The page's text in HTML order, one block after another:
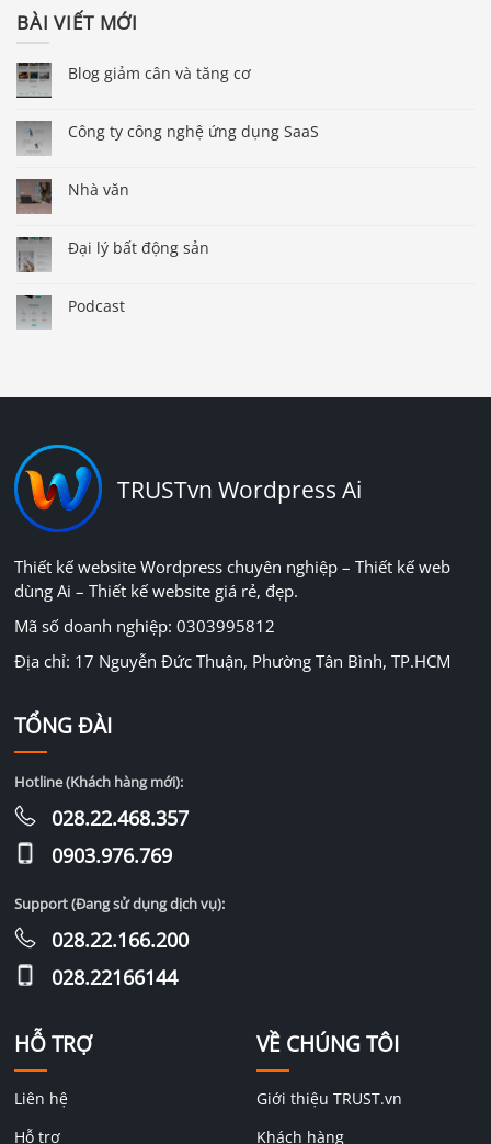
BÀI VIẾT MỚI
Blog giảm cân và tăng cơ
Công ty công nghệ ứng dụng SaaS
Nhà văn
Đại lý bất động sản
Podcast
TRUSTvn Wordpress Ai
Thiết kế website Wordpress chuyên nghiệp – Thiết kế web
dùng Ai – Thiết kế website giá rẻ, đẹp.
Mã số doanh nghiệp: 0303995812
Địa chỉ: 17 Nguyễn Đức Thuận, Phường Tân Bình, TP.HCM
HỖ TRỢ
Liên hệ
Hỗ trợ
VỀ CHÚNG TÔI
Giới thiệu TRUST.vn
Khách hàng
TỔNG ĐÀI
Hotline (Khách hàng mới):
028.22.468.357
0903.976.769
Support (Đang sử dụng dịch vụ):
028.22.166.200
028.22166144